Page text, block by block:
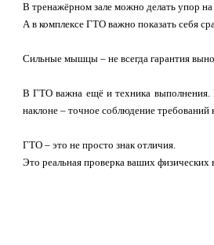
В тренажёрном зале можно делать упор
А в комплексе ГТО важно показать себя
Сильные мышцы – не всегда гарантия
В ГТО важна ещё и техника выполнения.
наклоне – точное соблюдение
ГТО – это не просто знак отличия.
Это реальная проверка ваших